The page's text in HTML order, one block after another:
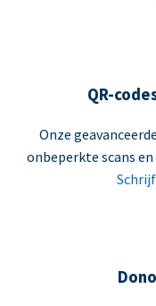
QR-
Onze
onbeperkte scans